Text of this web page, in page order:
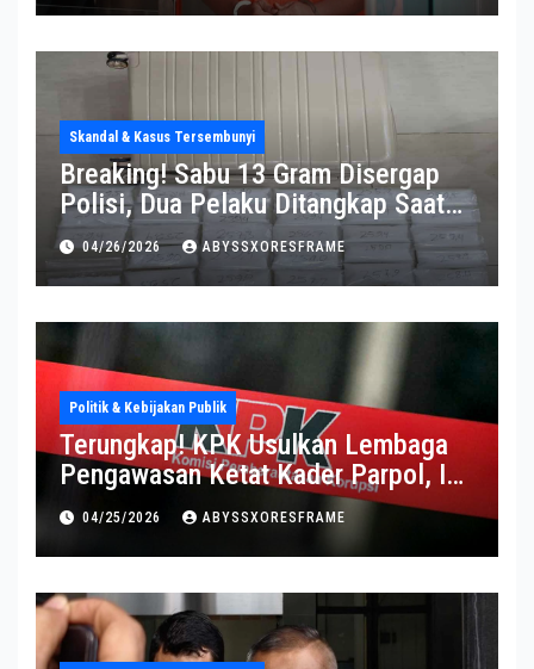
Skandal & Kasus Tersembunyi
Breaking! Sabu 13 Gram Disergap
Polisi, Dua Pelaku Ditangkap Saat
Operasi Berlangsung Di Tempat
04/26/2026 ABYSSXORESFRAME
Politik & Kebijakan Publik
Terungkap! KPK Usulkan Lembaga
Pengawasan Ketat Kader Parpol, Ini
Alasannya
04/25/2026 ABYSSXORESFRAME